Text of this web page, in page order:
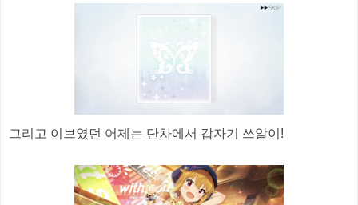
그리고 이브였던 어제는 단차에서 갑자기 쓰알이!